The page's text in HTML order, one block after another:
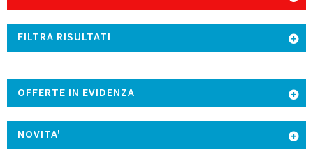
FILTRA RISULTATI
OFFERTE IN EVIDENZA
NOVITA'